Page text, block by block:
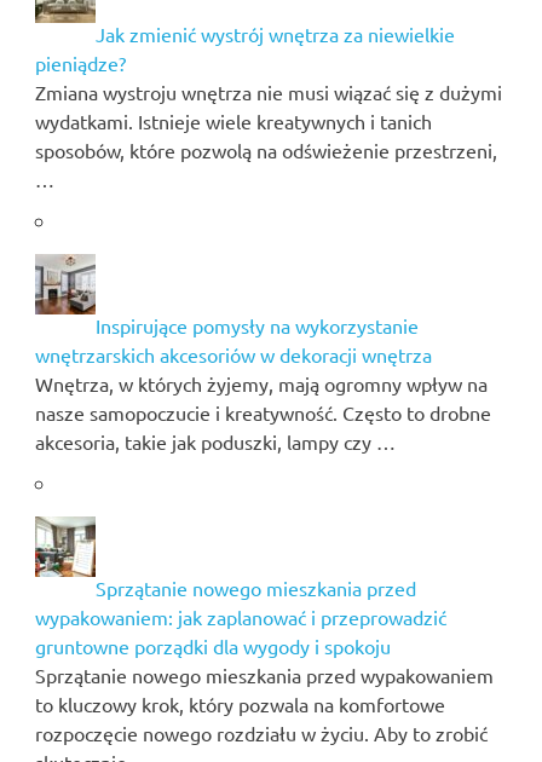
Jak zmienić wystrój wnętrza za niewielkie
pieniądze?
Zmiana wystroju wnętrza nie musi wiązać się z dużymi
wydatkami. Istnieje wiele kreatywnych i tanich
sposobów, które pozwolą na odświeżenie przestrzeni,
Inspirujące pomysły na wykorzystanie
wnętrzarskich akcesoriów w dekoracji wnętrza
Wnętrza, w których żyjemy, mają ogromny wpływ na
nasze samopoczucie i kreatywność. Często to drobne
akcesoria, takie jak poduszki, lampy czy …
Sprzątanie nowego mieszkania przed
wypakowaniem: jak zaplanować i przeprowadzić
gruntowne porządki dla wygody i spokoju
Sprzątanie nowego mieszkania przed wypakowaniem
to kluczowy krok, który pozwala na komfortowe
rozpoczęcie nowego rozdziału w życiu. Aby to zrobić